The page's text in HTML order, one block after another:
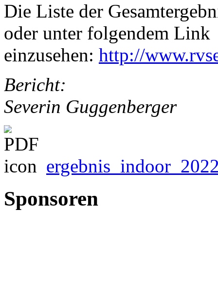
Die Liste der
oder unter folgendem Link
einzusehen: http://
Bericht:
Severin Guggenberger
Sponsoren